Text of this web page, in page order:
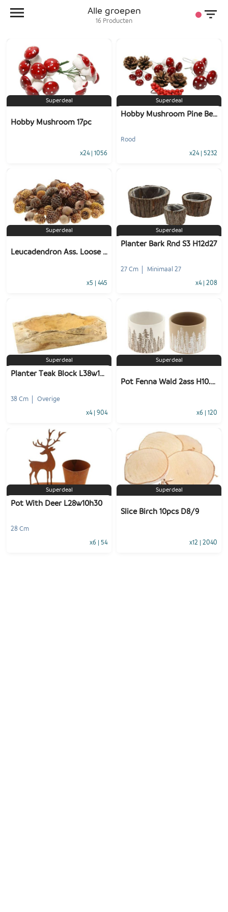
Alle groepen
16 Producten
Superdeal
Hobby Mushroom 17pc
x24 1056
- 1 + Voeg toe
Superdeal
Hobby Mushroom Pine Berry Wire
Rood
x24 5232
- 1 + Voeg toe
Superdeal
Leucadendron Ass. Loose 500gr
x5 445
- 1 + Voeg toe
Superdeal
Planter Bark Rnd S3 H12d27
27 Cm Minimaal 27
x4 208
- 1 + Voeg toe
Superdeal
Planter Teak Block L38w16h12
38 Cm Overige
x4 904
1 + Voeg toe
Superdeal
Pot Fenna Wald 2ass H10.5d11.8
x6 120
- Voeg toe
Superdeal
Pot With Deer L28w10h30
28 Cm
x6 54
Superdeal
Slice Birch 10pcs D8/9
x12 2040